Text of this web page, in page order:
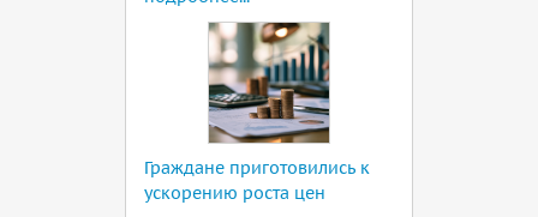
Граждане приготовились к
ускорению роста цен